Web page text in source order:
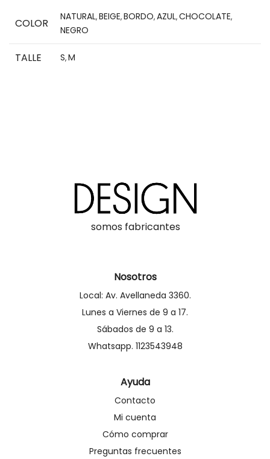
COLOR NATURAL,BEIGE,BORDO,AZUL,CHOCOLATE,
NEGRO
TALLE S,M
somos fabricantes
Nosotros
Local: Av. Avellaneda 3360.
Lunes a Viernes de 9 a 17.
Sábados de 9 a 13.
Whatsapp. 1123543948
Ayuda
Contacto
Mi cuenta
Cómo comprar
Preguntas frecuentes